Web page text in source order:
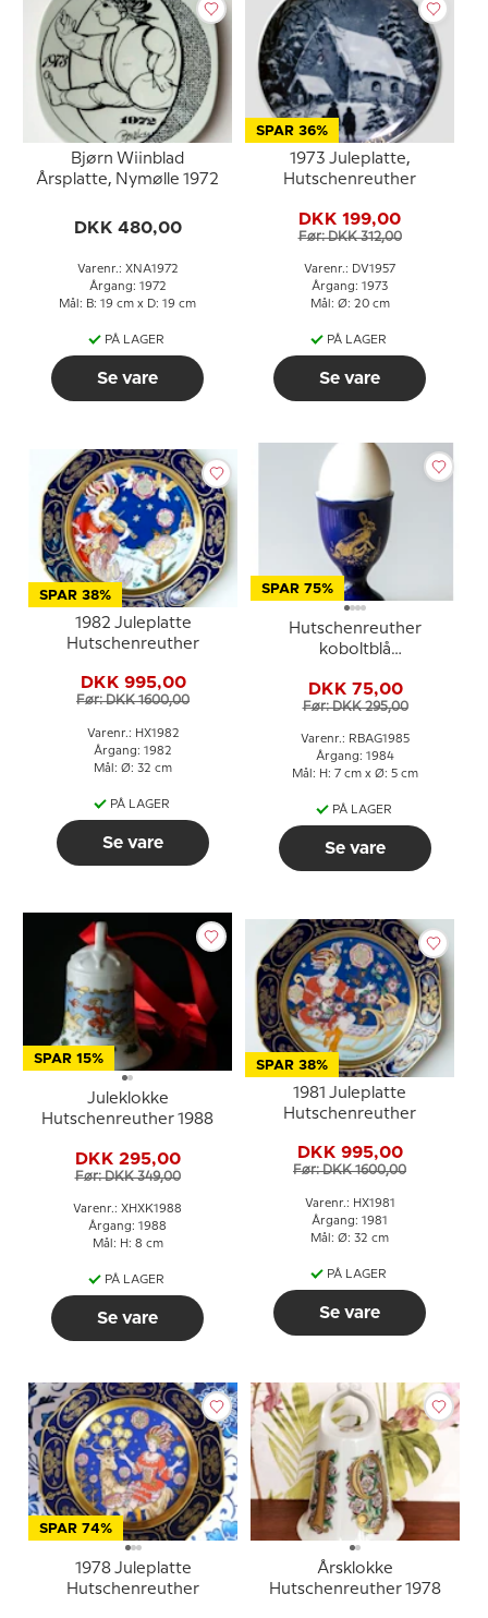
Bjørn Wiinblad
Årsplatte, Nymølle 1972
DKK 480,00
Varenr.: XNA1972
Årgang: 1972
Mål: B: 19 cm x D: 19 cm
PÅ LAGER
Se vare
SPAR 36%
1973 Juleplatte,
Hutschenreuther
DKK 199,00
Før: DKK 312,00
Varenr.: DV1957
Årgang: 1973
Mål: Ø: 20 cm
PÅ LAGER
Se vare
SPAR 38%
1982 Juleplatte
Hutschenreuther
DKK 995,00
Før: DKK 1600,00
Varenr.: HX1982
Årgang: 1982
Mål: Ø: 32 cm
PÅ LAGER
Se vare
SPAR 75%
Hutschenreuther
koboltblå
DKK 75,00
Før: DKK 295,00
Varenr.: RBAG1985
Årgang: 1984
Mål: H: 7 cm x Ø: 5 cm
PÅ LAGER
Se vare
SPAR 15%
Juleklokke
Hutschenreuther 1988
DKK 295,00
Før: DKK 349,00
Varenr.: XHXK1988
Årgang: 1988
Mål: H: 8 cm
PÅ LAGER
Se vare
SPAR 38%
1981 Juleplatte
Hutschenreuther
DKK 995,00
Før: DKK 1600,00
Varenr.: HX1981
Årgang: 1981
Mål: Ø: 32 cm
PÅ LAGER
Se vare
SPAR 74%
1978 Juleplatte
Hutschenreuther
Årsklokke
Hutschenreuther 1978